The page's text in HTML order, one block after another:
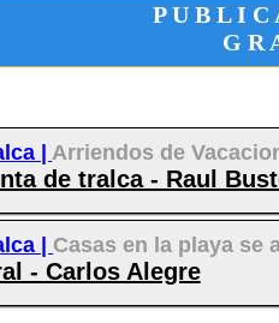
P U B L I C
G R
|Arriendos de
de tralca - Raul
| Casas en la playa se
- Carlos Alegre